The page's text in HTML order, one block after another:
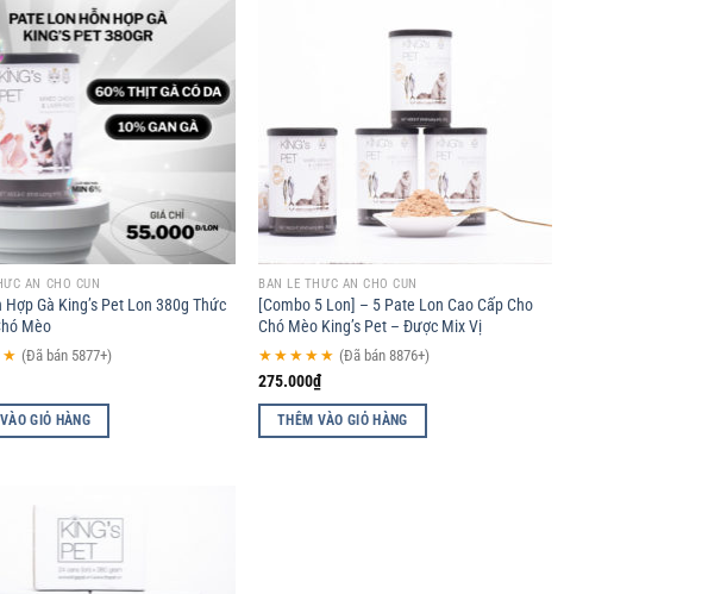
Add to
wishlist
ĂN CHO CÚN
Hợp Gà King’s Pet Lon 380g Thức
Mèo
(Đã bán 5877+)
GIỎ HÀNG
BÁN LẺ THỨC ĂN CHO CÚN
[Combo 5 Lon] – 5 Pate Lon Cao Cấp Cho
Chó Mèo King’s Pet – Được Mix Vị
★★★★★ (Đã bán 8876+)
275.000₫
THÊM VÀO GIỎ HÀNG